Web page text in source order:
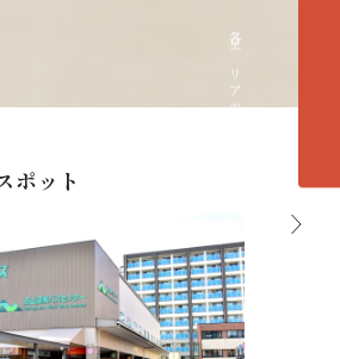
ポット
センター
各エリアの紹介へ